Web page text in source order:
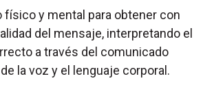
físico y mental para obtener con
del mensaje, interpretando el
a través del comunicado
la voz y el lenguaje corporal.